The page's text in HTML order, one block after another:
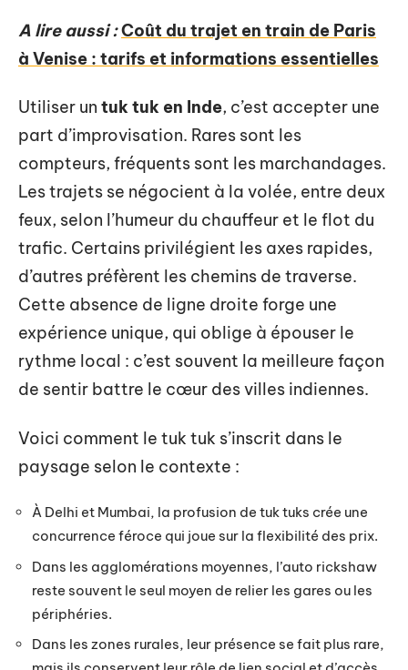
A lire aussi :Coût du trajet en train de Paris
à Venise : tarifs et informations essentielles
Utiliser un tuk tuk en Inde, c’est accepter une
part d’improvisation. Rares sont les
compteurs, fréquents sont les marchandages.
Les trajets se négocient à la volée, entre deux
feux, selon l’humeur du chauffeur et le flot du
trafic. Certains privilégient les axes rapides,
d’autres préfèrent les chemins de traverse.
Cette absence de ligne droite forge une
expérience unique, qui oblige à épouser le
rythme local : c’est souvent la meilleure façon
de sentir battre le cœur des villes indiennes.
Voici comment le tuk tuk s’inscrit dans le
paysage selon le contexte :
À Delhi et Mumbai, la profusion de tuk tuks crée une
concurrence féroce qui joue sur la flexibilité des prix.
Dans les agglomérations moyennes, l’auto rickshaw
reste souvent le seul moyen de relier les gares ou les
périphéries.
Dans les zones rurales, leur présence se fait plus rare,